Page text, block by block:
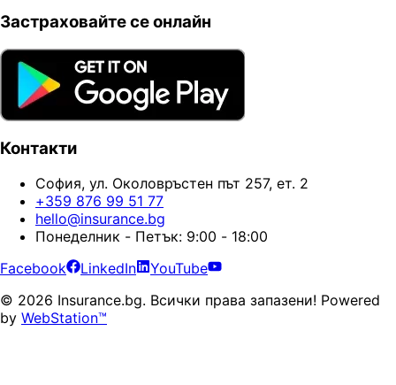
Застраховайте се онлайн
Контакти
София, ул. Околовръстен път 257, ет. 2
+359 876 99 51 77
hello@insurance.bg
Понеделник - Петък: 9:00 - 18:00
Facebook
LinkedIn
YouTube
© 2026 Insurance.bg. Всички права запазени! Powered
by WebStation™